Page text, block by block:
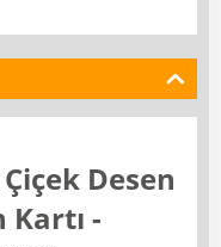
Desen
-